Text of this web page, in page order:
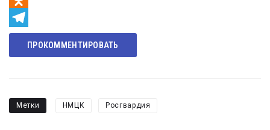
Odnoklassniki
Telegram
ПРОКОММЕНТИРОВАТЬ
Метки НМЦК Росгвардия